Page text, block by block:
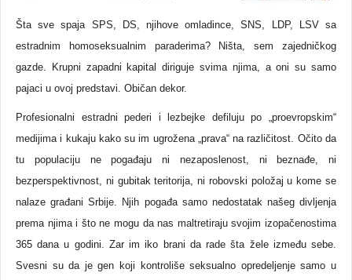
Šta sve spaja SPS, DS, njihove omladince, SNS, LDP, LSV sa
estradnim homoseksualnim paraderima? Ništa, sem zajedničkog
gazde. Krupni zapadni kapital diriguje svima njima, a oni su samo
pajaci u ovoj predstavi. Običan dekor.
Profesionalni estradni pederi i lezbejke defiluju po „proevropskim“
medijima i kukaju kako su im ugrožena „prava“ na različitost. Očito da
tu populaciju ne pogađaju ni nezaposlenost, ni beznađe, ni
bezperspektivnost, ni gubitak teritorija, ni robovski položaj u kome se
nalaze građani Srbije. Njih pogađa samo nedostatak našeg divljenja
prema njima i što ne mogu da nas maltretiraju svojim izopačenostima
365 dana u godini. Zar im iko brani da rade šta žele između sebe.
Svesni su da je gen koji kontroliše seksualno opredeljenje samo u